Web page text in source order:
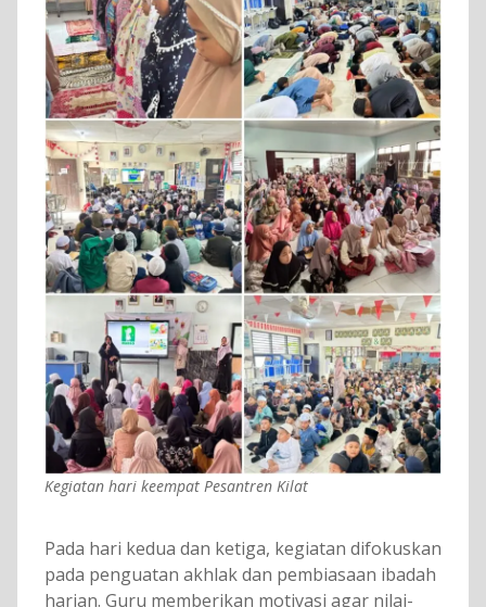
Kegiatan hari keempat Pesantren Kilat
Pada hari kedua dan ketiga, kegiatan difokuskan
pada penguatan akhlak dan pembiasaan ibadah
harian. Guru memberikan motivasi agar nilai-